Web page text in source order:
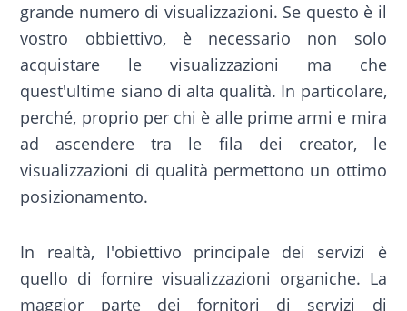
grande numero di visualizzazioni. Se questo è il
vostro obbiettivo, è necessario non solo
acquistare le visualizzazioni ma che
quest'ultime siano di alta qualità. In particolare,
perché, proprio per chi è alle prime armi e mira
ad ascendere tra le fila dei creator, le
visualizzazioni di qualità permettono un ottimo
posizionamento.
In realtà, l'obiettivo principale dei servizi è
quello di fornire visualizzazioni organiche. La
maggior parte dei fornitori di servizi di